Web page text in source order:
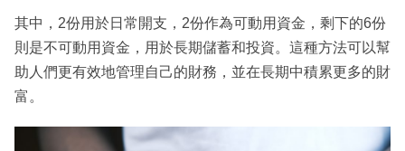
其中，2份用於日常開支，2份作為可動用資金，剩下的6份
則是不可動用資金，用於長期儲蓄和投資。這種方法可以幫
助人們更有效地管理自己的財務，並在長期中積累更多的財
富。